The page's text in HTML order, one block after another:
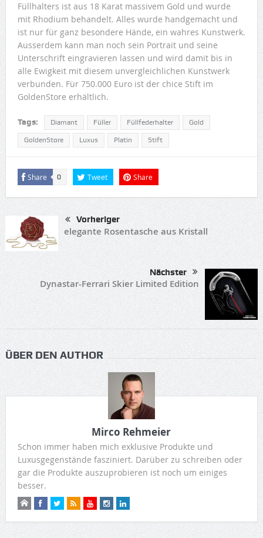
Füllhalters ist aus 18 Karat massivem Gold und wurde
mit Rhodium behandelt. Alles wurde handgemacht und
ist nur für ganz besondere Hände, ein wahres Kunstwerk.
Ausserdem kann man noch sein Portrait und seine
Unterschrift eingravieren lassen und wird damit bis in
alle Ewigkeit mit diesem unvergleichlichen Kunstwerk
verbunden. Für 750.000 Euro ist der chice Stift im
GoldenStore erhältlich.
Tags: Diamant Füller Füllfederhalter Gold
GoldenStore Luxus Platin Stift
Share 0 Tweet Share
Vorheriger
elegante Rosentasche aus Kristall
Nächster
Dynastar-Ferrari Skier Limited Edition
ÜBER DEN AUTHOR
Mirco Rehmeier
Schon immer haben mich exklusive Produkte und
Luxusgegenstände fasziniert. Darüber zu schreiben oder
gar die Produkte auszuprobieren ist noch um einiges
besser.